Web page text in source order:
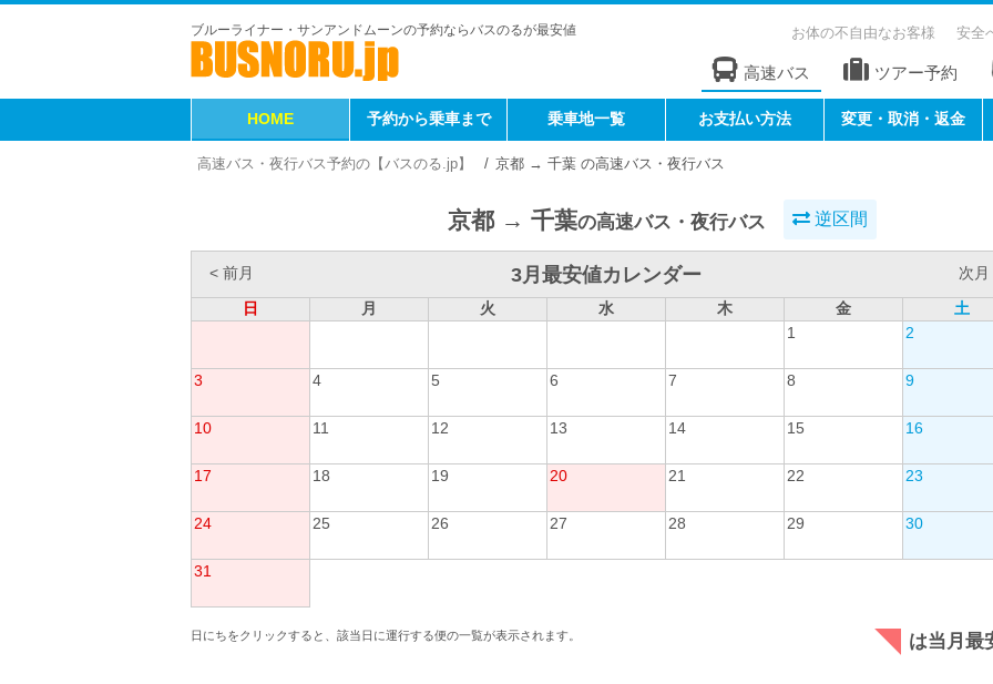
ブルーライナー・サンアンドムーンの予約ならバスのるが最安値 お体の不自由なお客様 安全
高速バス ツアー予約
HOME 予約から乗車まで 乗車地一覧 お支払い方法 変更・取消・返金
高速バス・夜行バス予約の【バスのる.jp】 京都 → 千葉 の高速バス・夜行バス
京都 → 千葉の高速バス・夜行バス 逆区間
< 前月 3月最安値カレンダー
次月
日
月 火 水 木 金
土
1
2
3 4 5 6 7 8 9
10 11 12 13 14 15 16
17 18 19 20 21 22 23
24 25 26 27 28 29 30
31
日にちをクリックすると、該当日に運行する便の一覧が表示されます。 は当月最